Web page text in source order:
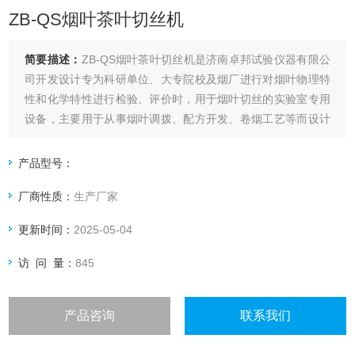
ZB-QS烟叶茶叶切丝机
简要描述： ZB-QS烟叶茶叶切丝机是济南卓邦试验仪器有限公
司开发设计专为科研单位、大专院校及烟厂进行对烟叶物理特
性和化学特性进行检验、评价时，用于烟叶切丝的实验室专用
设备，主要用于从事烟叶调拨、配方开发、卷烟工艺等而设计
构设计合理、噪音小、产量高、操作方便、切丝均匀使用安全
产品型号：
厂商性质：生产厂家
更新时间： 2025-05-04
访 问 量：845
产品咨询 联系我们